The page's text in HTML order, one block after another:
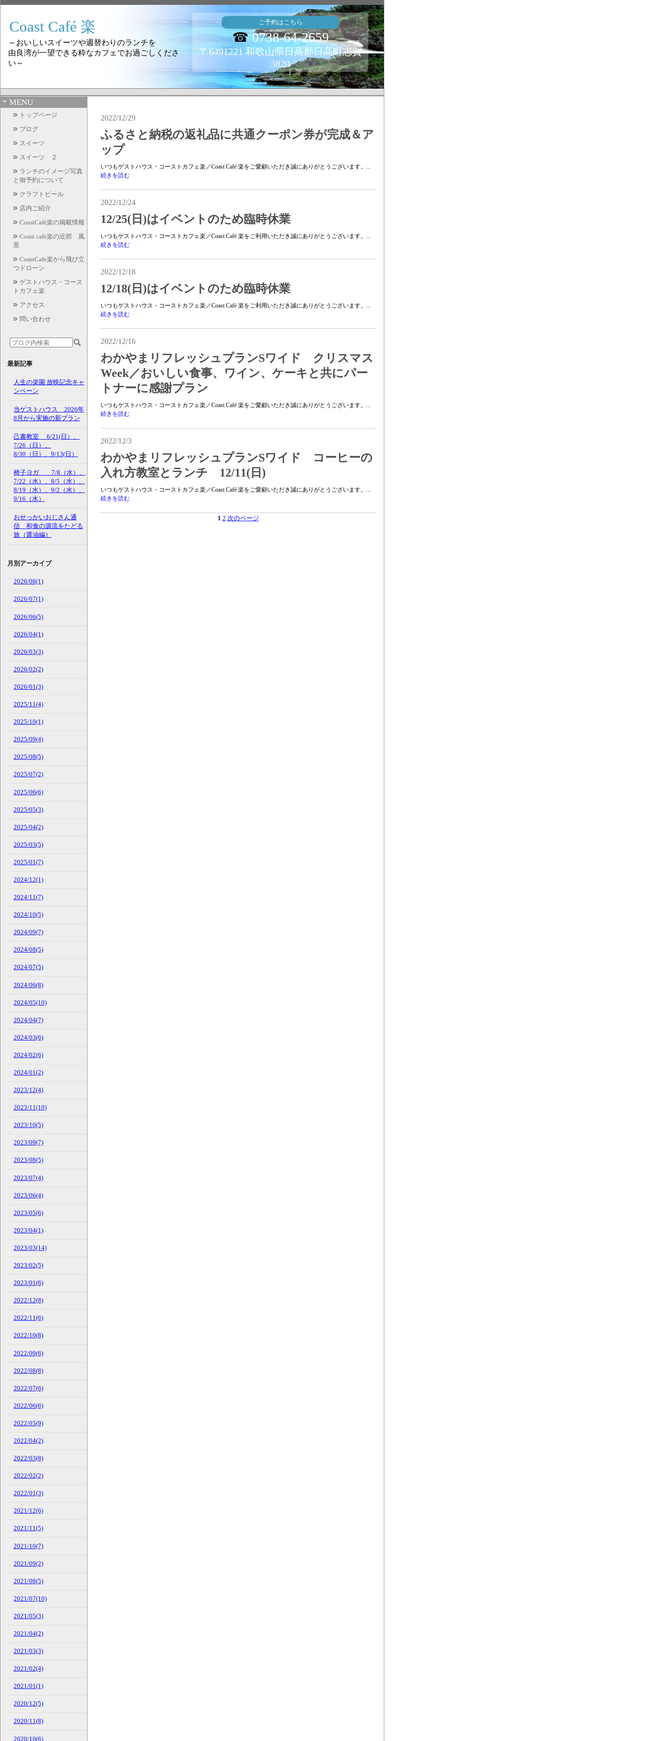
Coast Café 楽
～おいしいスイーツや週替わりのランチを
由良湾が一望できる粋なカフェでお過ごしくださ
い～
ご予約はこちら
☎0738-64-2659
〒6491221 和歌山県日高郡日高町志賀
3820
MENU
トップページ
ブログ
スイーツ
スイーツ ２
ランチのイメージ写真
と御予約について
クラフトビール
店内ご紹介
CoastCafé楽の掲載情報
Coast cafe楽の近郊 風
景
CoastCafe楽から飛び立
つドローン
ゲストハウス・コース
トカフェ楽
アクセス
問い合わせ
最新記事
人生の楽園 放映記念キャ
ンペーン
当ゲストハウス 2026年
8月から実施の新プラン
己書教室 6/21(日）、
7/26（日）、
8/30（日）、9/13(日）
椅子ヨガ 7/8（水）、
7/22（水）、8/5（水）、
8/19（水）、9/2（水）、
9/16（水）
おせっかいおじさん通
信 和食の源流をたどる
旅（醤油編）
月別アーカイブ
2026/08(1)
2026/07(1)
2026/06(5)
2026/04(1)
2026/03(3)
2026/02(2)
2026/01(3)
2025/11(4)
2025/10(1)
2025/09(4)
2025/08(5)
2025/07(2)
2025/06(6)
2025/05(3)
2025/04(2)
2025/03(5)
2025/01(7)
2024/12(1)
2024/11(7)
2024/10(5)
2024/09(7)
2024/08(5)
2024/07(5)
2024/06(8)
2024/05(10)
2024/04(7)
2024/03(6)
2024/02(6)
2024/01(2)
2023/12(4)
2023/11(10)
2023/10(5)
2023/09(7)
2023/08(5)
2023/07(4)
2023/06(4)
2023/05(6)
2023/04(1)
2023/03(14)
2023/02(5)
2023/01(6)
2022/12(8)
2022/11(6)
2022/10(8)
2022/09(6)
2022/08(8)
2022/07(6)
2022/06(6)
2022/05(9)
2022/04(2)
2022/03(8)
2022/02(2)
2022/01(3)
2021/12(6)
2021/11(5)
2021/10(7)
2021/09(2)
2021/08(5)
2021/07(10)
2021/05(3)
2021/04(2)
2021/03(3)
2021/02(4)
2021/01(1)
2020/12(5)
2020/11(8)
2020/10(6)
2022/12/29
ふるさと納税の返礼品に共通クーポン券が完成＆ア
ップ
いつもゲストハウス・コーストカフェ楽／Coast Café 楽をご愛顧いただき誠にありがとうございます。...
続きを読む
2022/12/24
12/25(日)はイベントのため臨時休業
いつもゲストハウス・コーストカフェ楽／Coast Café 楽をご利用いただき誠にありがとうございます。...
続きを読む
2022/12/18
12/18(日)はイベントのため臨時休業
いつもゲストハウス・コーストカフェ楽／Coast Café 楽をご利用いただき誠にありがとうございます。...
続きを読む
2022/12/16
わかやまリフレッシュプランSワイド クリスマス
Week／おいしい食事、ワイン、ケーキと共にパー
トナーに感謝プラン
いつもゲストハウス・コーストカフェ楽／Coast Café 楽をご愛顧いただき誠にありがとうございます。...
続きを読む
2022/12/3
わかやまリフレッシュプランSワイド コーヒーの
入れ方教室とランチ 12/11(日)
いつもゲストハウス・コーストカフェ楽／Coast Café 楽をご愛顧いただき誠にありがとうございます。...
続きを読む
1 2 次のページ